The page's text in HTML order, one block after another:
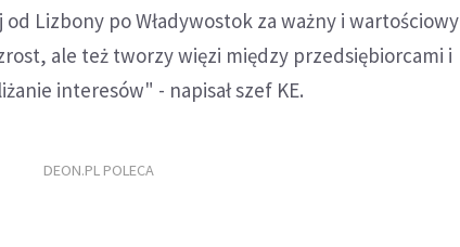
Lizbony po Władywostok za ważny i wartościowy
ale też tworzy więzi między przedsiębiorcami i
interesów" - napisał szef KE.
DEON.PL POLECA